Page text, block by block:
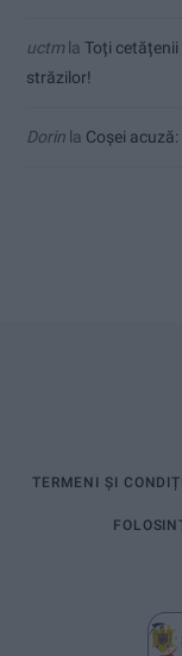
uctmla Toți cetățenii
străzilor!
Dorin la Coșei
TERMENI ȘI